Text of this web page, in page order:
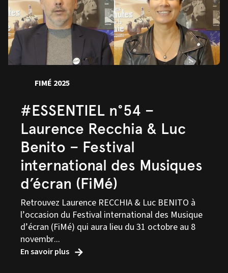
FIMÉ 2025
#ESSENTIEL n°54 –
Laurence Recchia & Luc
Benito – Festival
international des Musiques
d’écran (FiMé)
Retrouvez Laurence RECCHIA & Luc BENITO à
l’occasion du Festival international des Musique
d’écran (FiMé) qui aura lieu du 31 octobre au 8
novembr...
En savoir plus